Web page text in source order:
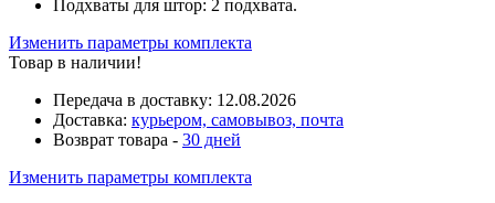
Подхваты для штор: 2 подхвата.
Изменить параметры комплекта
Товар в наличии!
Передача в доставку: 12.08.2026
Доставка: курьером, самовывоз, почта
Возврат товара - 30 дней
Изменить параметры комплекта